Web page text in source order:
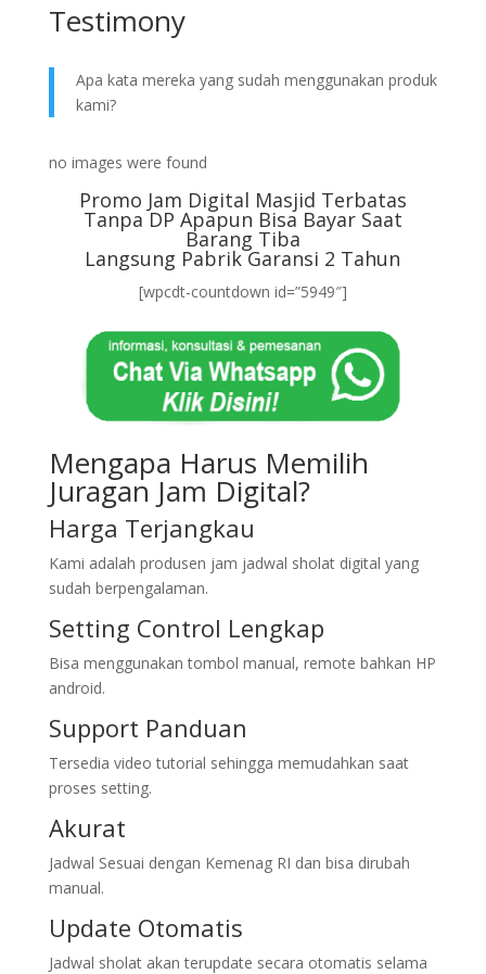
Testimony
Apa kata mereka yang sudah menggunakan produk
kami?
no images were found
Promo Jam Digital Masjid Terbatas
Tanpa DP Apapun Bisa Bayar Saat
Barang Tiba
Langsung Pabrik Garansi 2 Tahun
[wpcdt-countdown id=”5949″]
Mengapa Harus Memilih
Juragan Jam Digital?
Harga Terjangkau
Kami adalah produsen jam jadwal sholat digital yang
sudah berpengalaman.
Setting Control Lengkap
Bisa menggunakan tombol manual, remote bahkan HP
android.
Support Panduan
Tersedia video tutorial sehingga memudahkan saat
proses setting.
Akurat
Jadwal Sesuai dengan Kemenag RI dan bisa dirubah
manual.
Update Otomatis
Jadwal sholat akan terupdate secara otomatis selama